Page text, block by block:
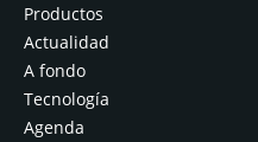
Productos
Actualidad
A fondo
Tecnología
Agenda